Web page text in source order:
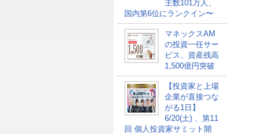
主数101万人、
国内第6位にランクイン〜
マネックスAM
の投資一任サー
ビス、資産残高
1,500億円突破
【投資家と上場
企業が直接つな
がる1日】
6/20(土) 、第11
回 個人投資家サミット開